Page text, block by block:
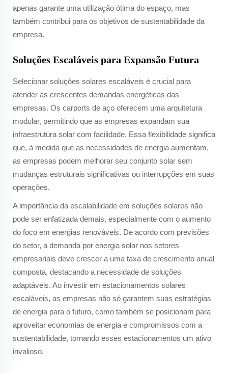
apenas garante uma utilização ótima do espaço, mas
também contribui para os objetivos de sustentabilidade da
empresa.
Soluções Escaláveis para Expansão Futura
Selecionar soluções solares escaláveis é crucial para
atender às crescentes demandas energéticas das
empresas. Os carports de aço oferecem uma arquitetura
modular, permitindo que as empresas expandam sua
infraestrutura solar com facilidade. Essa flexibilidade significa
que, à medida que as necessidades de energia aumentam,
as empresas podem melhorar seu conjunto solar sem
mudanças estruturais significativas ou interrupções em suas
operações.
A importância da escalabilidade em soluções solares não
pode ser enfatizada demais, especialmente com o aumento
do foco em energias renováveis. De acordo com previsões
do setor, a demanda por energia solar nos setores
empresariais deve crescer a uma taxa de crescimento anual
composta, destacando a necessidade de soluções
adaptáveis. Ao investir em estacionamentos solares
escaláveis, as empresas não só garantem suas estratégias
de energia para o futuro, como também se posicionam para
aproveitar economias de energia e compromissos com a
sustentabilidade, tornando esses estacionamentos um ativo
invalioso.